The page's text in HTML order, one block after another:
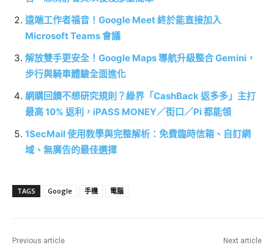
遠端工作者福音！Google Meet 終於能直接加入
Microsoft Teams 會議
解放雙手更安全！Google Maps 導航升級整合 Gemini，
步行與騎車體驗全面進化
網購回饋不想研究規則？綠界「CashBack 返多多」主打
最高 10% 返利，iPASS MONEY／街口／Pi 都能領
1SecMail 使用教學與完整解析：免費臨時信箱、自訂網
域、無廣告的最佳選擇
TAGS Google 手機 電腦
Previous article Next article